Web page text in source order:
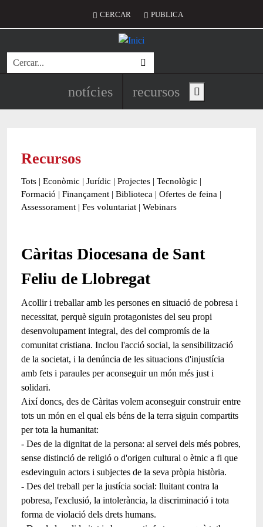
Menú del compte d'usuari
CERCAR PUBLICA
Cerca
Navegació principal de
notícies recursos Show main menu
Recursos
Tots | Econòmic | Jurídic | Projectes | Tecnològic |
Formació | Finançament | Biblioteca | Ofertes de feina |
Assessorament | Fes voluntariat | Webinars
Càritas Diocesana de Sant
Feliu de Llobregat
Acollir i treballar amb les persones en situació de pobresa i
necessitat, perquè siguin protagonistes del seu propi
desenvolupament integral, des del compromís de la
comunitat cristiana. Inclou l'acció social, la sensibilització
de la societat, i la denúncia de les situacions d'injustícia
amb fets i paraules per aconseguir un món més just i
solidari.
Així doncs, des de Càritas volem aconseguir construir entre
tots un món en el qual els béns de la terra siguin compartits
per tota la humanitat:
- Des de la dignitat de la persona: al servei dels més pobres,
sense distinció de religió o d'origen cultural o ètnic a fi que
esdevinguin actors i subjectes de la seva pròpia història.
- Des del treball per la justícia social: lluitant contra la
pobresa, l'exclusió, la intolerància, la discriminació i tota
forma de violació dels drets humans.